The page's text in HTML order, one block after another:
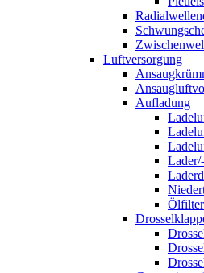
Luftversorgung
Aufladung
Ölfilter